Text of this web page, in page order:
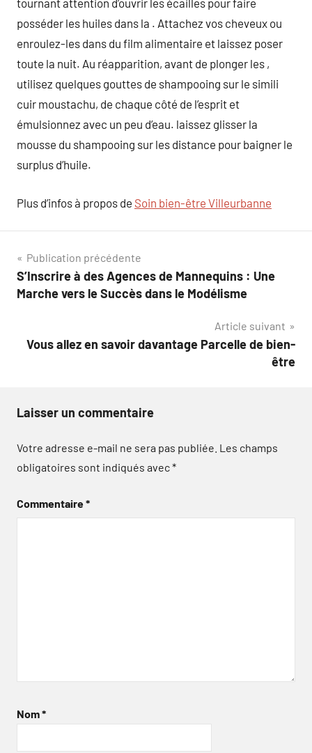
tournant attention d’ouvrir les écailles pour faire
posséder les huiles dans la . Attachez vos cheveux ou
enroulez-les dans du film alimentaire et laissez poser
toute la nuit. Au réapparition, avant de plonger les ,
utilisez quelques gouttes de shampooing sur le simili
cuir moustachu, de chaque côté de l’esprit et
émulsionnez avec un peu d’eau. laissez glisser la
mousse du shampooing sur les distance pour baigner le
surplus d’huile.
Plus d’infos à propos de Soin bien-être Villeurbanne
Navigation
de
Publication précédente
S’Inscrire à des Agences de Mannequins : Une
Marche vers le Succès dans le Modélisme
Article suivant
Vous allez en savoir davantage Parcelle de bien-
être
Laisser un commentaire
Votre adresse e-mail ne sera pas publiée. Les champs
obligatoires sont indiqués avec*
Commentaire*
Nom*